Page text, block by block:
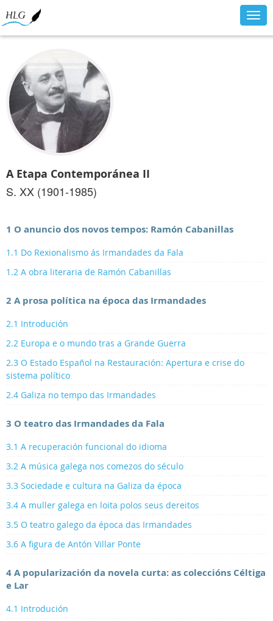
A Etapa Contemporánea II
S. XX (1901-1985)
1 O anuncio dos novos tempos: Ramón Cabanillas
1.1 Do Rexionalismo ás Irmandades da Fala
1.2 A obra literaria de Ramón Cabanillas
2 A prosa política na época das Irmandades
2.1 Introdución
2.2 Europa e o mundo tras a Grande Guerra
2.3 O Estado Español na Restauración: Apertura e crise do
sistema político
2.4 Galiza no tempo das Irmandades
3 O teatro das Irmandades da Fala
3.1 A recuperación funcional do idioma
3.2 A música galega nos comezos do século
3.3 Sociedade e cultura na Galiza da época
3.4 A muller galega en loita polos seus dereitos
3.5 O teatro galego da época das Irmandades
3.6 A figura de Antón Villar Ponte
4 A popularización da novela curta: as coleccións Céltiga
e Lar
4.1 Introdución